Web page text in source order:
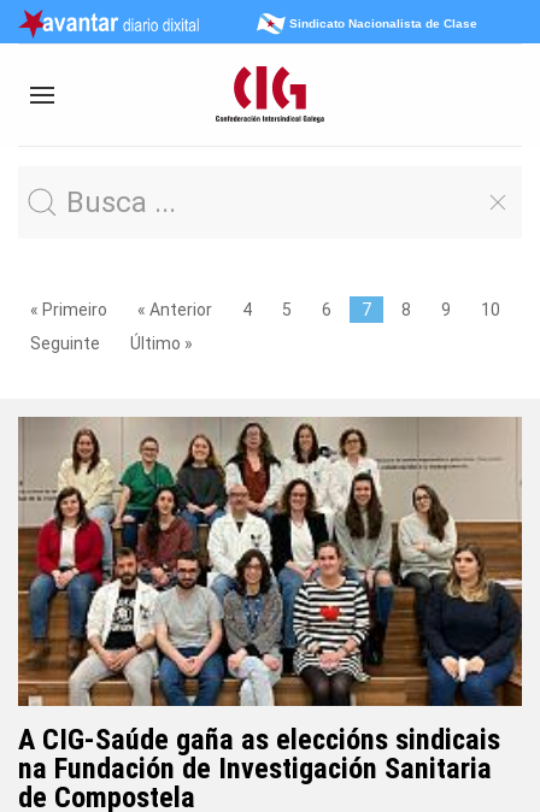
Sindicato Nacionalista de Clase
« Primeiro « Anterior 4 5 6 7 8 9
10
Seguinte
Último »
A CIG-Saúde gaña as eleccións sindicais
na Fundación de Investigación Sanitaria
de Compostela